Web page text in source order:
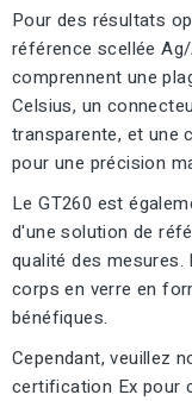
Pour des résultats
référence scellée
comprennent une
Celsius, un
transparente, et une
pour une précision
Le GT260 est
d'une solution de
qualité des mesures.
corps en verre en
bénéfiques.
Cependant, veuillez
certification Ex pour